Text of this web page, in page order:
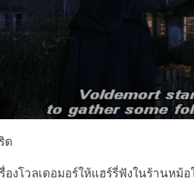
ด
องโวลเดอมอร์ให้แฮร์รี่ฟังในร้านหม้